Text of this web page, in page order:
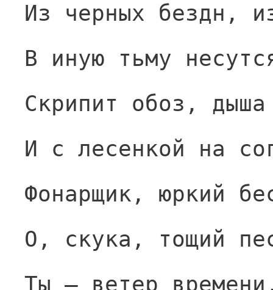
Из черных бездн,
В иную тьму
Скрипит обоз,
И с лесенкой на
Фонарщик, юркий
О, скука, тощий
Ты — ветер